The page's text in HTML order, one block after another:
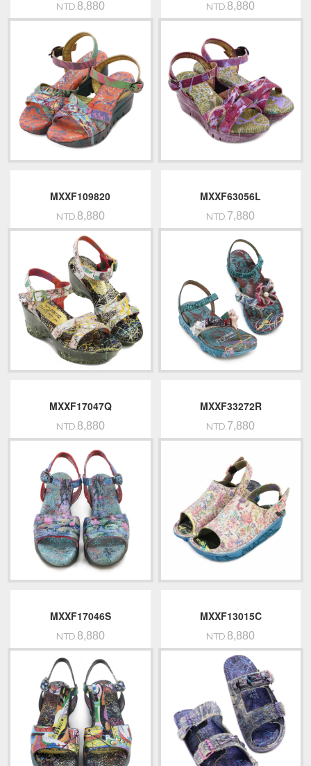
NTD.8,880 NTD.8,880
MXXF109820
NTD.8,880
MXXF63056L
NTD.7,880
MXXF17047Q
NTD.8,880
MXXF33272R
NTD.7,880
MXXF17046S
NTD.8,880
MXXF13015C
NTD.8,880